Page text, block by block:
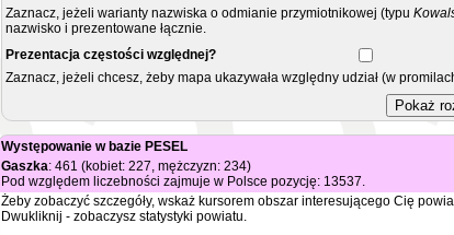
Zaznacz, jeżeli warianty nazwiska o odmianie przymiotnikowej (typu
nazwisko i prezentowane łącznie.
Prezentacja częstości względnej?
Zaznacz, jeżeli chcesz, żeby mapa ukazywała względny udział (w
Występowanie w bazie PESEL
Gaszka: 461 (kobiet: 227, mężczyzn: 234)
Pod względem liczebności zajmuje w Polsce pozycję: 13537.
Żeby zobaczyć szczegóły, wskaż kursorem obszar interesującego Cię
Dwukliknij - zobaczysz statystyki powiatu.